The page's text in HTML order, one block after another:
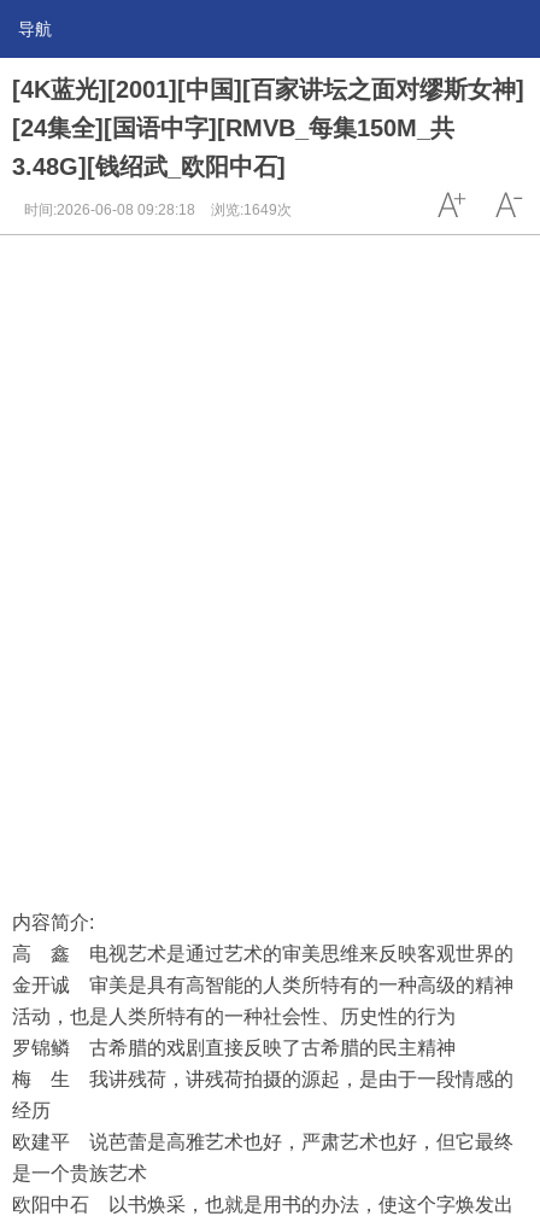
导航
[4K蓝光][2001][中国][百家讲坛之面对缪斯女神]
[24集全][国语中字][RMVB_每集150M_共
3.48G][钱绍武_欧阳中石]
时间:2026-06-08 09:28:18 浏览:1649次
内容简介:
高 鑫 电视艺术是通过艺术的审美思维来反映客观世界的
金开诚 审美是具有高智能的人类所特有的一种高级的精神
活动，也是人类所特有的一种社会性、历史性的行为
罗锦鳞 古希腊的戏剧直接反映了古希腊的民主精神
梅 生 我讲残荷，讲残荷拍摄的源起，是由于一段情感的
经历
欧建平 说芭蕾是高雅艺术也好，严肃艺术也好，但它最终
是一个贵族艺术
欧阳中石 以书焕采，也就是用书的办法，使这个字焕发出